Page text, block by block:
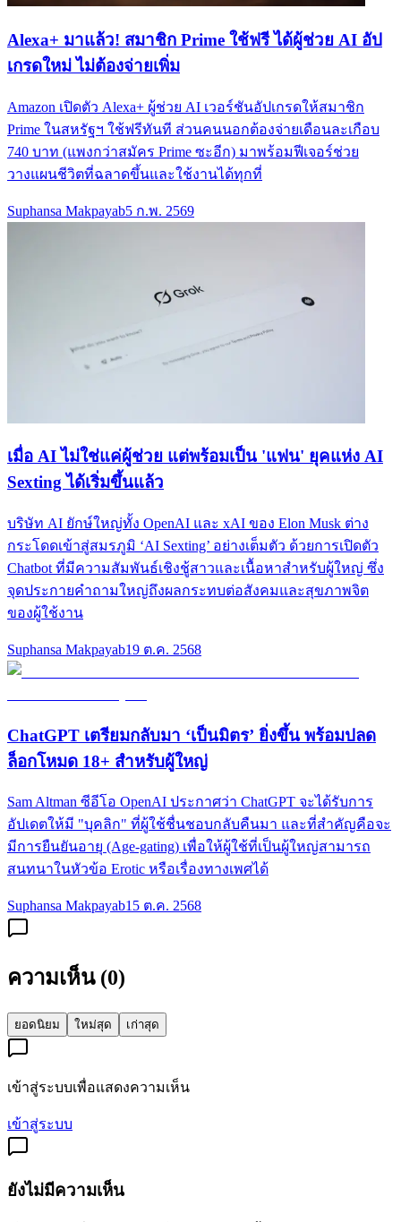
Alexa+ มาแล้ว! สมาชิก Prime ใช้ฟรี ได้ผู้ช่วย AI อัป
เกรดใหม่ ไม่ต้องจ่ายเพิ่ม
Amazon เปิดตัว Alexa+ ผู้ช่วย AI เวอร์ชันอัปเกรดให้สมาชิก
Prime ในสหรัฐฯ ใช้ฟรีทันที ส่วนคนนอกต้องจ่ายเดือนละเกือบ
740 บาท (แพงกว่าสมัคร Prime ซะอีก) มาพร้อมฟีเจอร์ช่วย
วางแผนชีวิตที่ฉลาดขึ้นและใช้งานได้ทุกที่
Suphansa Makpayab5 ก.พ. 2569
เมื่อ AI ไม่ใช่แค่ผู้ช่วย แต่พร้อมเป็น 'แฟน' ยุคแห่ง AI
Sexting ได้เริ่มขึ้นแล้ว
บริษัท AI ยักษ์ใหญ่ทั้ง OpenAI และ xAI ของ Elon Musk ต่าง
กระโดดเข้าสู่สมรภูมิ ‘AI Sexting’ อย่างเต็มตัว ด้วยการเปิดตัว
Chatbot ที่มีความสัมพันธ์เชิงชู้สาวและเนื้อหาสำหรับผู้ใหญ่ ซึ่ง
จุดประกายคำถามใหญ่ถึงผลกระทบต่อสังคมและสุขภาพจิต
ของผู้ใช้งาน
Suphansa Makpayab19 ต.ค. 2568
ChatGPT เตรียมกลับมา ‘เป็นมิตร’ ยิ่งขึ้น พร้อมปลด
ล็อกโหมด 18+ สำหรับผู้ใหญ่
Sam Altman ซีอีโอ OpenAI ประกาศว่า ChatGPT จะได้รับการ
อัปเดตให้มี "บุคลิก" ที่ผู้ใช้ชื่นชอบกลับคืนมา และที่สำคัญคือจะ
มีการยืนยันอายุ (Age-gating) เพื่อให้ผู้ใช้ที่เป็นผู้ใหญ่สามารถ
สนทนาในหัวข้อ Erotic หรือเรื่องทางเพศได้
Suphansa Makpayab15 ต.ค. 2568
ความเห็น (0)
ยอดนิยม ใหม่สุด เก่าสุด
เข้าสู่ระบบเพื่อแสดงความเห็น
เข้าสู่ระบบ
ยังไม่มีความเห็น